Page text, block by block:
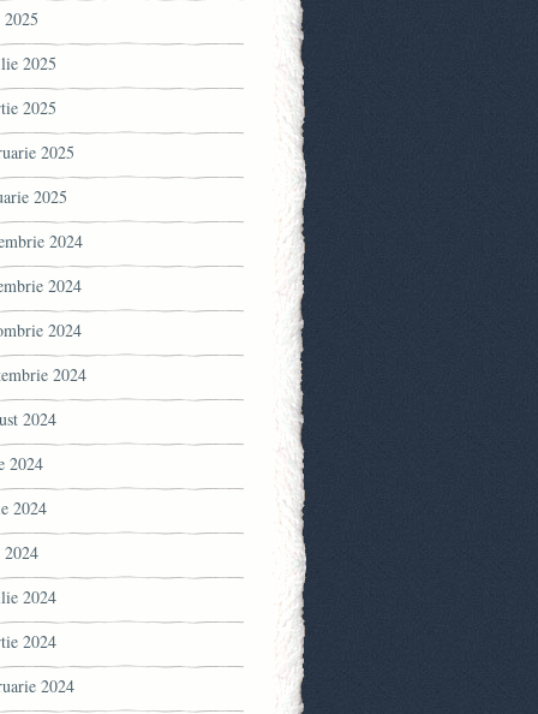
2025
2025
2025
2025
2024
2024
2024
2024
2024
2024
2024
2024
2024
2024